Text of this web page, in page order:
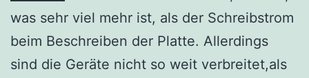
was sehr viel mehr ist, als der Schreibstrom
beim Beschreiben der Platte. Allerdings
sind die Geräte nicht so weit verbreitet,als